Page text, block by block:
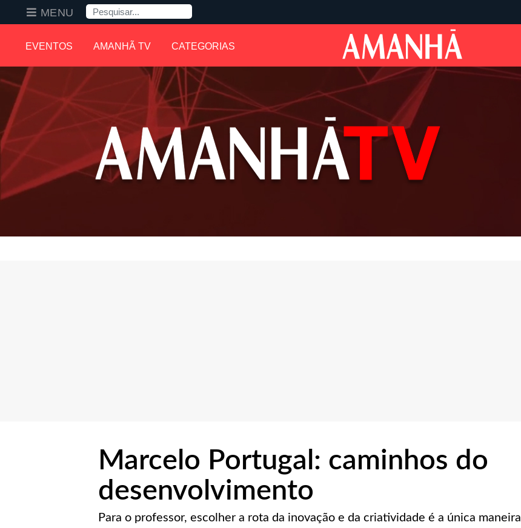
EVENTOS AMANHÃ TV CATEGORIAS
MENU Pesquisa
Marcelo Portugal: caminhos do
desenvolvimento
Para o professor, escolher a rota da inovação e da criatividade é a única maneira